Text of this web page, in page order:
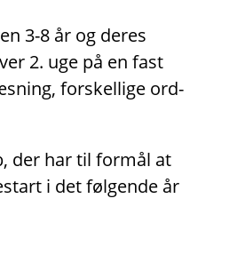
3-8 år og deres
2. uge på en fast
forskellige ord-
der har til formål at
i det følgende år